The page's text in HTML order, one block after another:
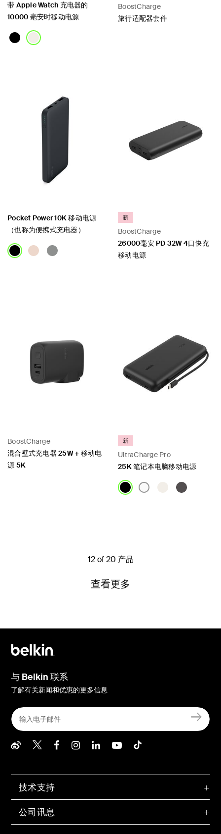
带 Apple Watch 充电器的
10000 毫安时移动电源
BoostCharge
旅行适配器套件
Pocket Power 10K 移动电源
（也称为便携式充电器）
BoostCharge
新
26000毫安 PD 32W 4口快充
移动电源
BoostCharge
混合壁式充电器 25W + 移动电
源 5K
UltraCharge Pro
新
25K 笔记本电脑移动电源
12 of 20 产品
查看更多
技术支持
公司讯息
与 Belkin 联系
了解有关新闻和优惠的更多信息
Belkin Weibo
Belkin Twitter
Belkin Facebook
Belkin Instagram
Belkin LInkedIn
Belkin Youtube
Belkin